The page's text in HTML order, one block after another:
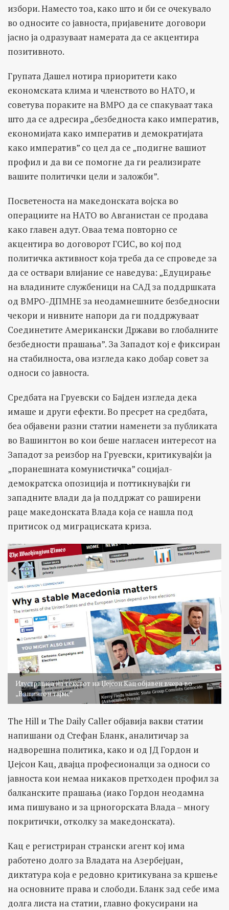
избори. Наместо тоа, како што и би се очекувало
во односите со јавноста, пријавените договори
јасно ја одразуваат намерата да се акцентира
позитивното.
Групата Дашел нотира приоритети како
економската клима и членството во НАТО, и
советува пораките на ВМРО да се спакуваат така
што да се адресира „безбедноста како императив,
економијата како императив и демократијата
како императив” со цел да се „подигне вашиот
профил и да ви се помогне да ги реализирате
вашите политички цели и заложби”.
Посветеноста на македонската војска во
операциите на НАТО во Авганистан се продава
како главен адут. Оваа тема повторно се
акцентира во договорот ГСИС, во кој под
политичка активност која треба да се спроведе за
да се оствари влијание се наведува: „Едуцирање
на владините службеници на САД за поддршката
од ВМРО-ДПМНЕ за неодамнешните безбедносни
чекори и нивните напори да ги поддржуваат
Соединетите Американски Држави во глобалните
безбедности прашања”. За Западот кој е фиксиран
на стабилноста, ова изгледа како добар совет за
односи со јавноста.
Средбата на Груевски со Бајден изгледа дека
имаше и други ефекти. Во пресрет на средбата,
беа објавени разни статии наменети за публиката
во Вашингтон во кои беше нагласен интересот на
Западот за реизбор на Груевски, критикувајќи ја
„поранешната комунистичка” социјал-
демократска опозиција и поттикнувајќи ги
западните влади да ја поддржат со раширени
раце македонската Влада која се нашла под
притисок од миграциската криза.
Илустрација на текстот на Џејсон Кац објавен вчера во
„Вашингон тајмс“
The Hill и The Daily Caller објавија вакви статии
напишани од Стефан Бланк, аналитичар за
надворешна политика, како и од ЈД Гордон и
Џејсон Кац, двајца професионалци за односи со
јавноста кои немаа никаков претходен профил за
балканските прашања (иако Гордон неодамна
има пишувано и за црногорската Влада – многу
покритички, отколку за македонската).
Кац е регистриран странски агент кој има
работено долго за Владата на Азербејџан,
диктатура која е редовно критикувана за кршење
на основните права и слободи. Бланк зад себе има
долга листа на статии, главно фокусирани на